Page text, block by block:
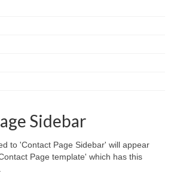
Sidebar
to 'Contact Page Sidebar' will appear
Page template' which has this